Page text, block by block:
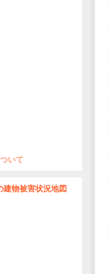
いて
建物被害状況地図